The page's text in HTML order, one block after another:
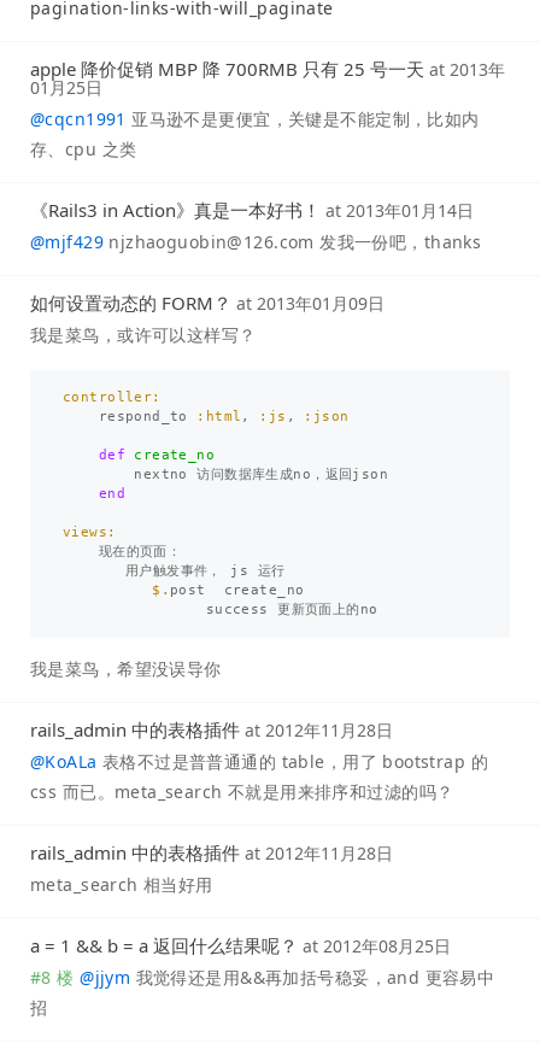
pagination-links-with-will_paginate
apple 降价促销 MBP 降 700RMB 只有 25 号一天 at 2013年
01月25日
@cqcn1991 亚马逊不是更便宜，关键是不能定制，比如内
存、cpu 之类
《Rails3 in Action》真是一本好书！ at 2013年01月14日
@mjf429 njzhaoguobin@126.com 发我一份吧，thanks
如何设置动态的 FORM？ at 2013年01月09日
我是菜鸟，或许可以这样写？
controller:
respond_to
:html , :js , :json
def
create_no
nextno
访问数据库生成no ， 返回json
end
views:
现在的页面 ：
用户触发事件 ， js
运行
$. post
create_no
success
更新页面上的no
我是菜鸟，希望没误导你
rails_admin 中的表格插件 at 2012年11月28日
@KoALa 表格不过是普普通通的 table，用了 bootstrap 的
css 而已。meta_search 不就是用来排序和过滤的吗？
rails_admin 中的表格插件 at 2012年11月28日
meta_search 相当好用
a = 1 && b = a 返回什么结果呢？ at 2012年08月25日
#8 楼 @jjym 我觉得还是用&&再加括号稳妥，and 更容易中
招